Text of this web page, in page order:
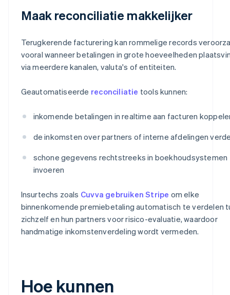
Maak reconciliatie makkelijker
Terugkerende facturering kan rommelige records
vooral wanneer betalingen in grote hoeveelheden
via meerdere kanalen, valuta's of entiteiten.
Geautomatiseerde reconciliatie tools kunnen:
inkomende betalingen in realtime aan facturen
de inkomsten over partners of interne afdelingen
schone gegevens rechtstreeks in boekhoudsystemen
invoeren
Insurtechs zoals Cuvva gebruiken Stripe om elke
binnenkomende premiebetaling automatisch te verdelen
zichzelf en hun partners voor risico-evaluatie, waardoor
handmatige inkomstenverdeling wordt vermeden.
Hoe kunnen